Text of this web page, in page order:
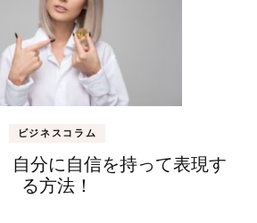
ビジネスコラム
自分に自信を持って表現す
る方法！